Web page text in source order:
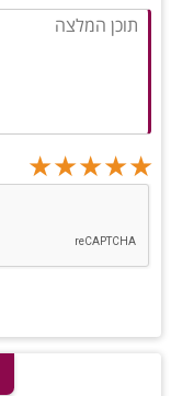
★
★★
★★★
★★★★
★★★★★